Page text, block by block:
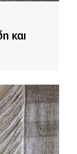
και